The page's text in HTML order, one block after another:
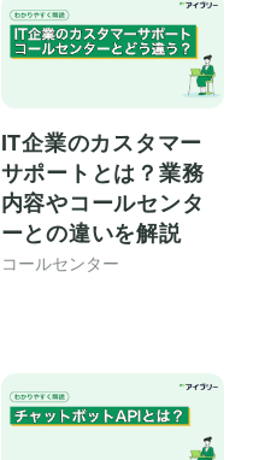
IT企業のカスタマー
サポートとは？業務
内容やコールセンタ
ーとの違いを解説
コールセンター